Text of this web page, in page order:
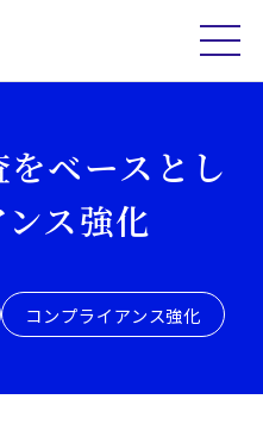
ベースとし
ス強化
コンプライアンス強化